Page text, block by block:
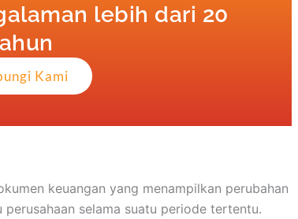
lebih dari 20
Kami
keuangan yang menampilkan perubahan
selama suatu periode tertentu.